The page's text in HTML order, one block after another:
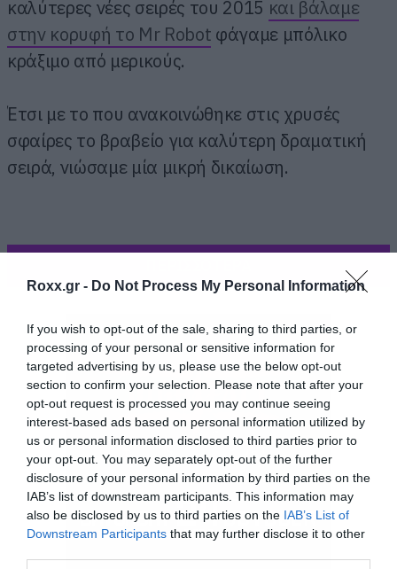
Roxx.gr - Do Not Process My Personal Information
If you wish to opt-out of the sale, sharing to third parties, or
processing of your personal or sensitive information for
targeted advertising by us, please use the below opt-out
section to confirm your selection. Please note that after your
opt-out request is processed you may continue seeing
interest-based ads based on personal information utilized by
us or personal information disclosed to third parties prior to
your opt-out. You may separately opt-out of the further
disclosure of your personal information by third parties on the
IAB’s list of downstream participants. This information may
also be disclosed by us to third parties on the IAB’s List of
Downstream Participants that may further disclose it to other
καλύτερες νέες σειρές του 2015 και βάλαμε
στην κορυφή το Mr Robot φάγαμε μπόλικο
κράξιμο από μερικούς.
Έτσι με το που ανακοινώθηκε στις χρυσές
σφαίρες το βραβείο για καλύτερη δραματική
σειρά, νιώσαμε μία μικρή δικαίωση.
Το βραβείο πήγε φυσικά στο Mr Robot.